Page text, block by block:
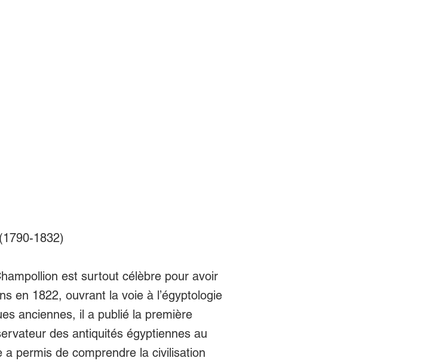
1832)
est surtout célèbre pour avoir
en 1822, ouvrant la voie à l’égyptologie
anciennes, il a publié la première
des antiquités égyptiennes au
permis de comprendre la civilisation